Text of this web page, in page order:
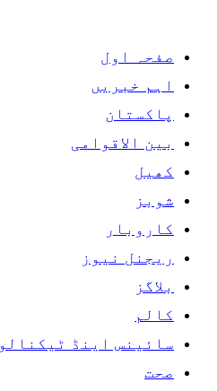
صفحہ اول
اہم خبریں
پاکستان
بین الاقوامی
کھیل
شوبز
کاروبار
ریجنل نیوز
بلاگز
کالم
سائینس اینڈ
صحت